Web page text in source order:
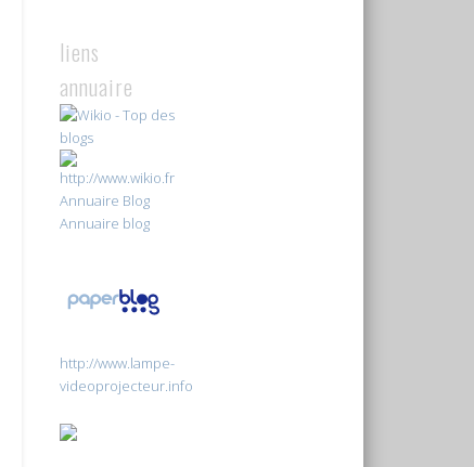
liens
annuaire
Annuaire Blog
Annuaire blog
http://www.lampe-
videoprojecteur.info